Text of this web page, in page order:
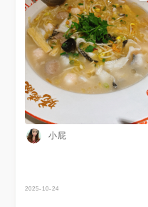
小屁
2025-10-24